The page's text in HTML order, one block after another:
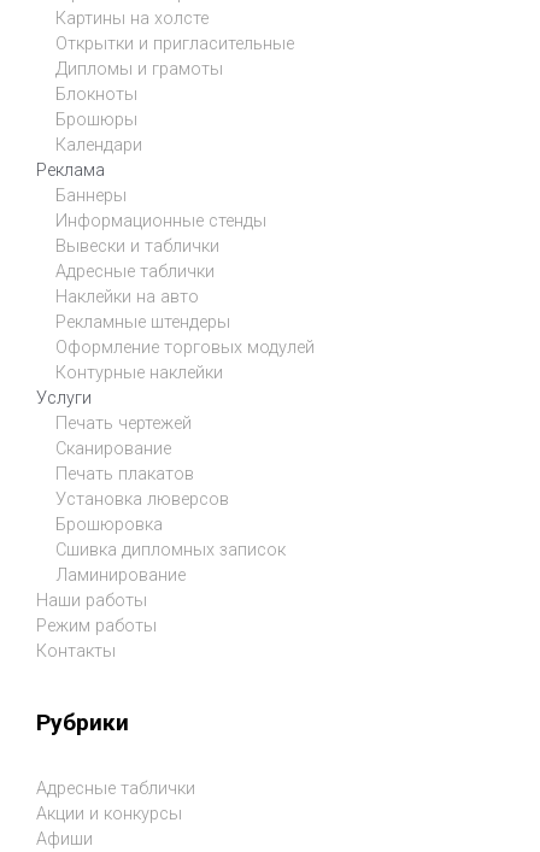
Картины на холсте
Открытки и пригласительные
Дипломы и грамоты
Блокноты
Брошюры
Календари
Реклама
Баннеры
Информационные стенды
Вывески и таблички
Адресные таблички
Наклейки на авто
Рекламные штендеры
Оформление торговых модулей
Контурные наклейки
Услуги
Печать чертежей
Сканирование
Печать плакатов
Установка люверсов
Брошюровка
Сшивка дипломных записок
Ламинирование
Наши работы
Режим работы
Контакты
Рубрики
Адресные таблички
Акции и конкурсы
Афиши